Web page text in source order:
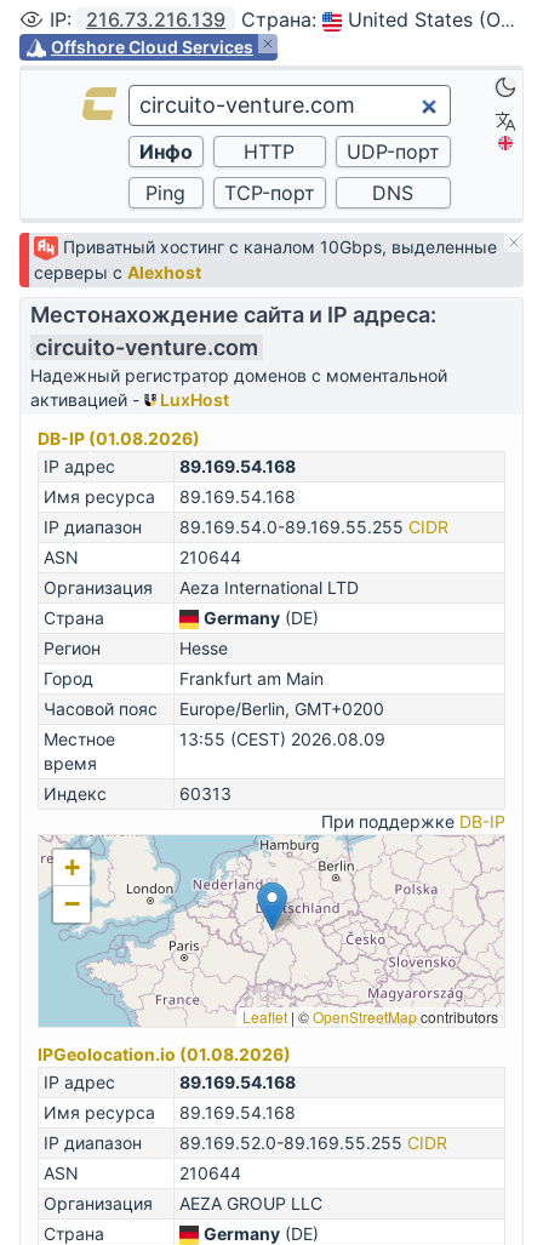
IP: 216.73.216.139 Страна: United States (Ohio, Columbus)
Offshore Cloud Services
Приватный хостинг с каналом 10Gbps, выделенные
серверы с Alexhost
Местонахождение сайта и IP адреса:
circuito-venture.com
Надежный регистратор доменов с моментальной
активацией -
LuxHost
DB-IP (01.08.2026)
IP адрес
89.169.54.168
Имя ресурса
89.169.54.168
IP диапазон
89.169.54.0-89.169.55.255 CIDR
ASN
210644
Организация
Aeza International LTD
Страна
Germany (DE)
Регион
Hesse
Город
Frankfurt am Main
Часовой пояс
Europe/Berlin, GMT+0200
Местное
время
13:55 (CEST) 2026.08.09
Индекс
60313
При поддержке DB-IP
+
−
Leaflet | ©OpenStreetMapcontributors
IPGeolocation.io (01.08.2026)
IP адрес
89.169.54.168
Имя ресурса
89.169.54.168
IP диапазон
89.169.52.0-89.169.55.255 CIDR
ASN
210644
Организация
AEZA GROUP LLC
Страна
Germany (DE)